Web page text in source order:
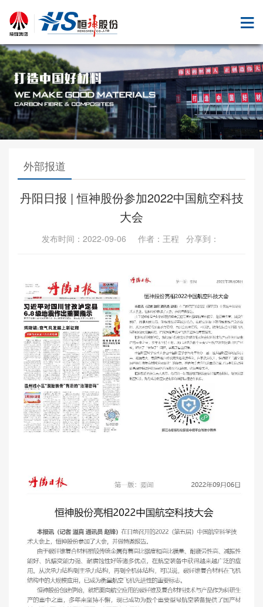
外部报道
丹阳日报 | 恒神股份参加2022中国航空科技
大会
发布时间：2022-09-06 作者：王程 分享到：